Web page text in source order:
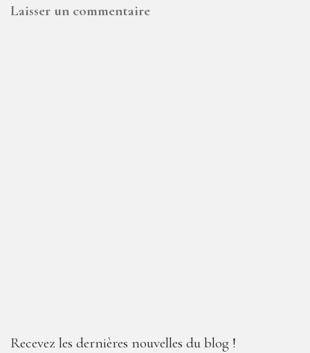
Laisser un commentaire
Recevez les dernières nouvelles du blog !